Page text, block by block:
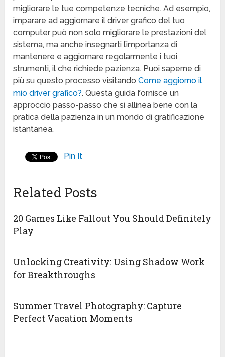
migliorare le tue competenze tecniche. Ad esempio,
imparare ad aggiornare il driver grafico del tuo
computer può non solo migliorare le prestazioni del
sistema, ma anche insegnarti l’importanza di
mantenere e aggiornare regolarmente i tuoi
strumenti, il che richiede pazienza. Puoi saperne di
più su questo processo visitandoCome aggiorno il
mio driver grafico?. Questa guida fornisce un
approccio passo-passo che si allinea bene con la
pratica della pazienza in un mondo di gratificazione
istantanea.
Pin It
Related Posts
20 Games Like Fallout You Should Definitely
Play
Unlocking Creativity: Using Shadow Work
for Breakthroughs
Summer Travel Photography: Capture
Perfect Vacation Moments